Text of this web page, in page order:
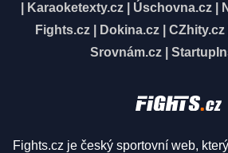
Karaoketexty.cz| Úschovna.cz|
Fights.cz
Dokina.cz CZhity.cz
Srovnám.cz
Fights.cz je český sportovní web,